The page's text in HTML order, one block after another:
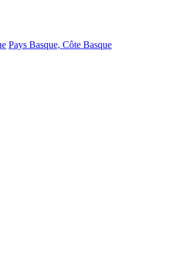
Pays Basque, Côte Basque